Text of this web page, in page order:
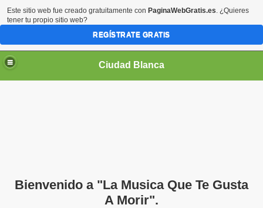
Ciudad Blanca
Bienvenido a "La Musica Que Te Gusta
A Morir".
Este sitio web fue creado gratuitamente con PaginaWebGratis.es. ¿Quieres
tener tu propio sitio web?
REGÍSTRATE GRATIS